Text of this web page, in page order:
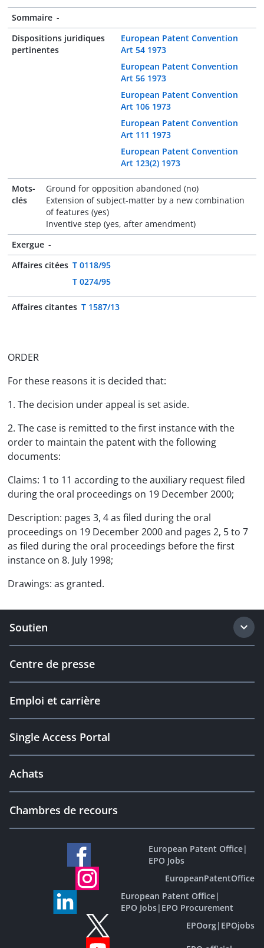
Sommaire -
Dispositions juridiques
pertinentes
European Patent Convention
Art 54 1973
European Patent Convention
Art 56 1973
European Patent Convention
Art 106 1973
European Patent Convention
Art 111 1973
European Patent Convention
Art 123(2) 1973
Mots-
clés
Ground for opposition abandoned (no)
Extension of subject-matter by a new combination
of features (yes)
Inventive step (yes, after amendment)
Exergue -
Affaires citées T 0118/95
T 0274/95
Affaires citantes T 1587/13
ORDER
For these reasons it is decided that:
1. The decision under appeal is set aside.
2. The case is remitted to the first instance with the
order to maintain the patent with the following
documents:
Claims: 1 to 11 according to the auxiliary request filed
during the oral proceedings on 19 December 2000;
Description: pages 3, 4 as filed during the oral
proceedings on 19 December 2000 and pages 2, 5 to 7
as filed during the oral proceedings before the first
instance on 8. July 1998;
Drawings: as granted.
Soutien
Centre de presse
Emploi et carrière
Single Access Portal
Achats
Chambres de recours
European Patent Office|
EPO Jobs
EuropeanPatentOffice
European Patent Office|
EPO Jobs| EPO Procurement
EPOorg| EPOjobs